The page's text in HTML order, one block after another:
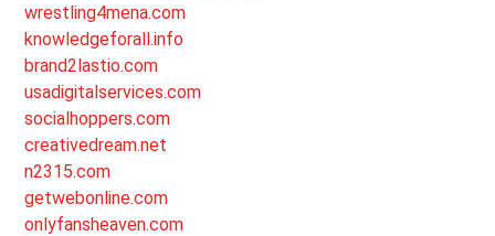
wrestling4mena.com
knowledgeforall.info
brand2lastio.com
usadigitalservices.com
socialhoppers.com
creativedream.net
n2315.com
getwebonline.com
onlyfansheaven.com